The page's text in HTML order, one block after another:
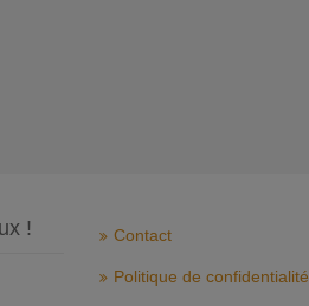
! Contact
Politique de confidentialité